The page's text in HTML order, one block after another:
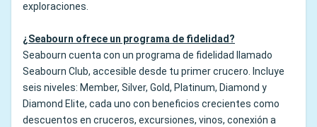
exploraciones.
¿Seabourn ofrece un programa de fidelidad?
Seabourn cuenta con un programa de fidelidad llamado
Seabourn Club, accesible desde tu primer crucero. Incluye
seis niveles: Member, Silver, Gold, Platinum, Diamond y
Diamond Elite, cada uno con beneficios crecientes como
descuentos en cruceros, excursiones, vinos, conexión a